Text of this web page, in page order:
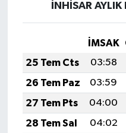
İNHİSAR
İMSAK
25 Tem Cts
03:58
26 Tem Paz
03:59
27 Tem Pts
04:00
28 Tem Sal
04:02